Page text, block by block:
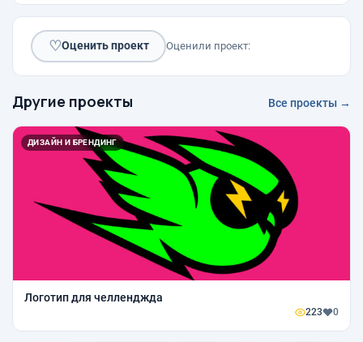
♡Оценить проект Оценили проект:
Другие проекты Все проекты →
ДИЗАЙН И БРЕНДИНГ
Логотип для челленджда
223 0